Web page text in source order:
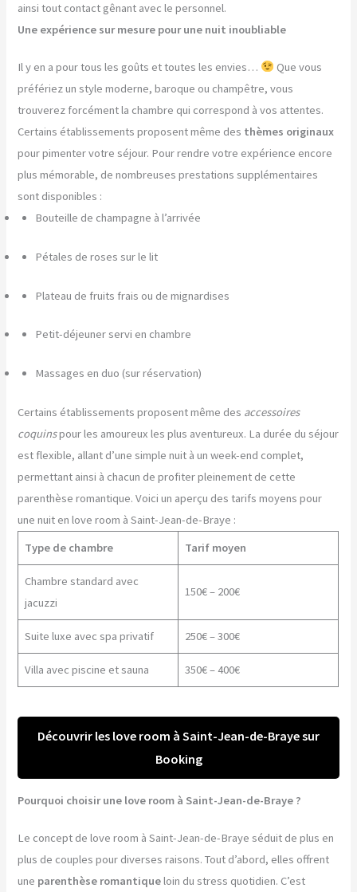
ainsi tout contact gênant avec le personnel.
Une expérience sur mesure pour une nuit inoubliable
Il y en a pour tous les goûts et toutes les envies…
Que vous
préfériez un style moderne, baroque ou champêtre, vous
trouverez forcément la chambre qui correspond à vos attentes.
Certains établissements proposent même des thèmes originaux
pour pimenter votre séjour. Pour rendre votre expérience encore
plus mémorable, de nombreuses prestations supplémentaires
sont disponibles :
Bouteille de champagne à l’arrivée
Pétales de roses sur le lit
Plateau de fruits frais ou de mignardises
Petit-déjeuner servi en chambre
Massages en duo (sur réservation)
Certains établissements proposent même des accessoires
coquinspour les amoureux les plus aventureux. La durée du séjour
est flexible, allant d’une simple nuit à un week-end complet,
permettant ainsi à chacun de profiter pleinement de cette
parenthèse romantique. Voici un aperçu des tarifs moyens pour
une nuit en love room à Saint-Jean-de-Braye :
Type de chambre
Tarif moyen
Chambre standard avec
jacuzzi
150€ – 200€
Suite luxe avec spa privatif 250€ – 300€
Villa avec piscine et sauna 350€ – 400€
Découvrir les love room à Saint-Jean-de-Braye sur
Booking
Pourquoi choisir une love room à Saint-Jean-de-Braye ?
Le concept de love room à Saint-Jean-de-Braye séduit de plus en
plus de couples pour diverses raisons. Tout d’abord, elles offrent
une parenthèse romantiqueloin du stress quotidien. C’est